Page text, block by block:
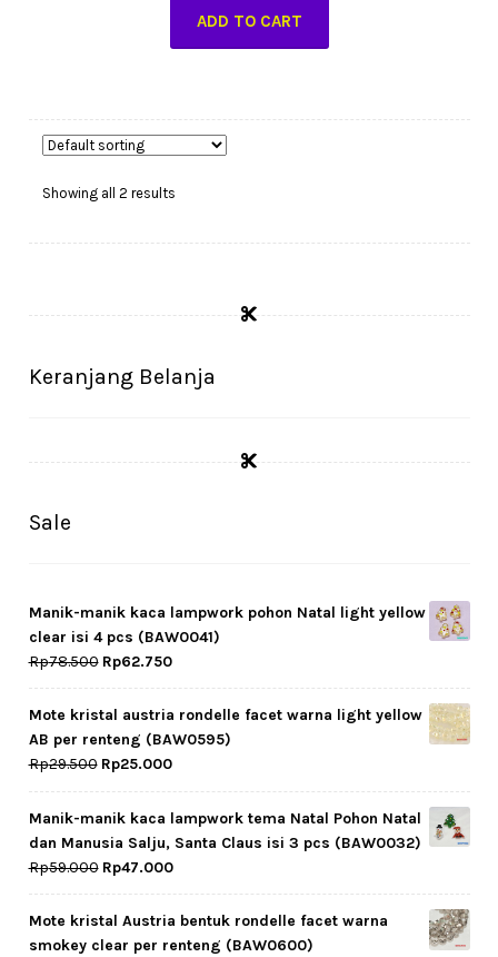
ADD TO CART
Showing all 2 results
Keranjang Belanja
Sale
Manik-manik kaca lampwork pohon Natal light yellow
clear isi 4 pcs (BAW0041)
Rp78.500 Original
price
was:
Rp78.500.
Rp62.750Current
price
is:
Rp62.750.
Mote kristal austria rondelle facet warna light yellow
AB per renteng (BAW0595)
Rp29.500 Original
price
was:
Rp29.500.
Rp25.000Current
price
is:
Rp25.000.
Manik-manik kaca lampwork tema Natal Pohon Natal
dan Manusia Salju, Santa Claus isi 3 pcs (BAW0032)
Rp59.000 Original
price
was:
Rp59.000.
Rp47.000Current
price
is:
Rp47.000.
Mote kristal Austria bentuk rondelle facet warna
smokey clear per renteng (BAW0600)